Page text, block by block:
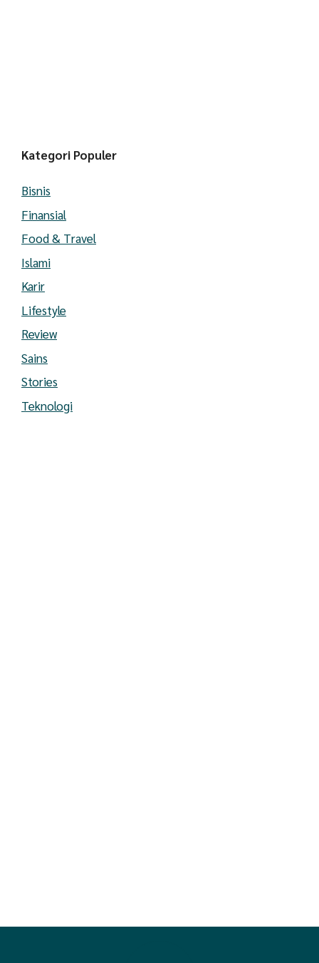
Kategori Populer
Bisnis
Finansial
Food & Travel
Islami
Karir
Lifestyle
Review
Sains
Stories
Teknologi